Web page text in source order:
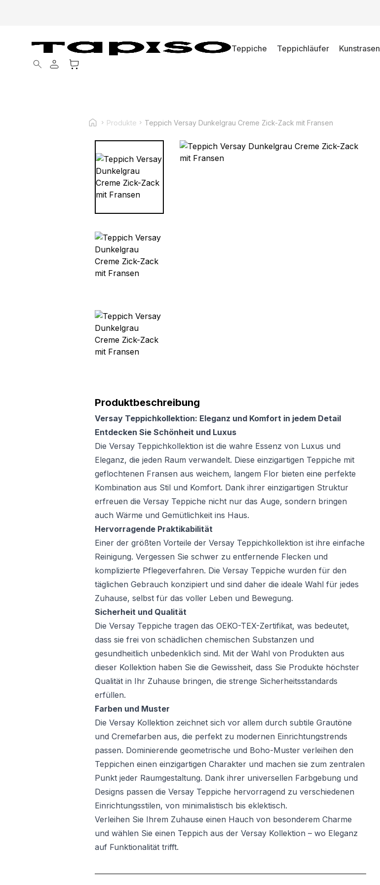
Teppiche Teppichläufer Kunstrasen
Products search
Produkte Teppich Versay Dunkelgrau Creme Zick-Zack mit Fransen
Produktbeschreibung
Versay Teppichkollektion: Eleganz und Komfort in jedem Detail
Entdecken Sie Schönheit und Luxus
Die Versay Teppichkollektion ist die wahre Essenz von Luxus und
Eleganz, die jeden Raum verwandelt. Diese einzigartigen Teppiche mit
geflochtenen Fransen aus weichem, langem Flor bieten eine perfekte
Kombination aus Stil und Komfort. Dank ihrer einzigartigen Struktur
erfreuen die Versay Teppiche nicht nur das Auge, sondern bringen
auch Wärme und Gemütlichkeit ins Haus.
Hervorragende Praktikabilität
Einer der größten Vorteile der Versay Teppichkollektion ist ihre einfache
Reinigung. Vergessen Sie schwer zu entfernende Flecken und
komplizierte Pflegeverfahren. Die Versay Teppiche wurden für den
täglichen Gebrauch konzipiert und sind daher die ideale Wahl für jedes
Zuhause, selbst für das voller Leben und Bewegung.
Sicherheit und Qualität
Die Versay Teppiche tragen das OEKO-TEX-Zertifikat, was bedeutet,
dass sie frei von schädlichen chemischen Substanzen und
gesundheitlich unbedenklich sind. Mit der Wahl von Produkten aus
dieser Kollektion haben Sie die Gewissheit, dass Sie Produkte höchster
Qualität in Ihr Zuhause bringen, die strenge Sicherheitsstandards
erfüllen.
Farben und Muster
Die Versay Kollektion zeichnet sich vor allem durch subtile Grautöne
und Cremefarben aus, die perfekt zu modernen Einrichtungstrends
passen. Dominierende geometrische und Boho-Muster verleihen den
Teppichen einen einzigartigen Charakter und machen sie zum zentralen
Punkt jeder Raumgestaltung. Dank ihrer universellen Farbgebung und
Designs passen die Versay Teppiche hervorragend zu verschiedenen
Einrichtungsstilen, von minimalistisch bis eklektisch.
Verleihen Sie Ihrem Zuhause einen Hauch von besonderem Charme
und wählen Sie einen Teppich aus der Versay Kollektion – wo Eleganz
auf Funktionalität trifft.